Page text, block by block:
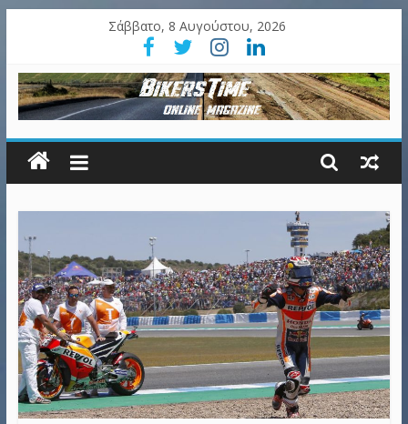
Σάββατο, 8 Αυγούστου, 2026